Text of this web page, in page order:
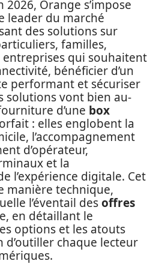
2026, Orange s’impose
leader du marché
des solutions sur
familles,
qui souhaitent
bénéficier d’un
performant et sécuriser
solutions vont bien au-
d’une box
: elles englobent la
l’accompagnement
d’opérateur,
et la
l’expérience digitale. Cet
manière technique,
l’éventail desoffres
en détaillant le
options et les atouts
d’outiller chaque lecteur